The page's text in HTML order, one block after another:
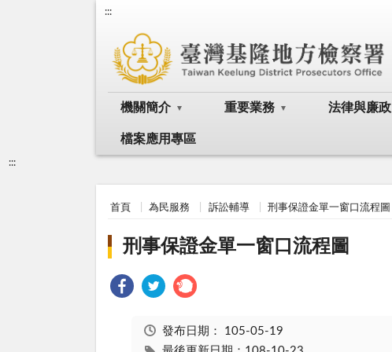
:::
機關簡介 重要業務 法律與廉政
檔案應用專區
:::
首頁 為民服務 訴訟輔導 刑事保證金單一窗口流程圖
刑事保證金單一窗口流程圖
發布日期： 105-05-19